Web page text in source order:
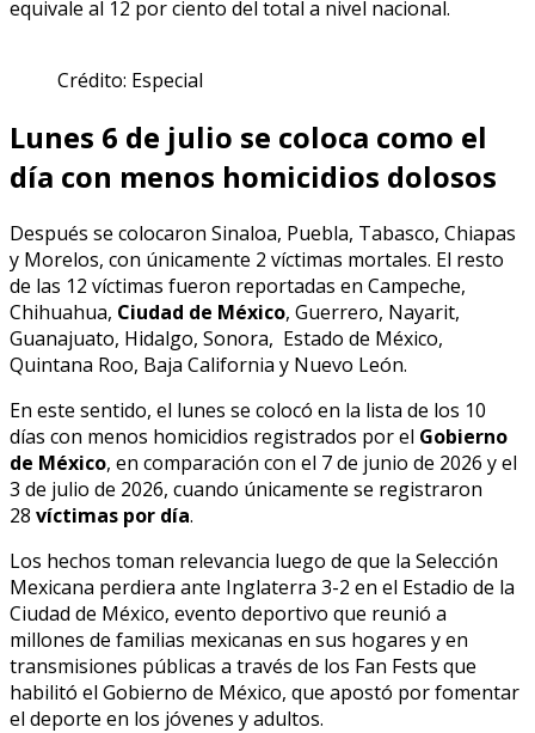
equivale al 12 por ciento del total a nivel nacional.
Crédito: Especial
Lunes 6 de julio se coloca como el
día con menos homicidios dolosos
Después se colocaron Sinaloa, Puebla, Tabasco, Chiapas
y Morelos, con únicamente 2 víctimas mortales. El resto
de las 12 víctimas fueron reportadas en Campeche,
Chihuahua, Ciudad de México, Guerrero, Nayarit,
Guanajuato, Hidalgo, Sonora, Estado de México,
Quintana Roo, Baja California y Nuevo León.
En este sentido, el lunes se colocó en la lista de los 10
días con menos homicidios registrados por el Gobierno
de México, en comparación con el 7 de junio de 2026 y el
3 de julio de 2026, cuando únicamente se registraron
28 víctimas por día.
Los hechos toman relevancia luego de que la Selección
Mexicana perdiera ante Inglaterra 3-2 en el Estadio de la
Ciudad de México, evento deportivo que reunió a
millones de familias mexicanas en sus hogares y en
transmisiones públicas a través de los Fan Fests que
habilitó el Gobierno de México, que apostó por fomentar
el deporte en los jóvenes y adultos.